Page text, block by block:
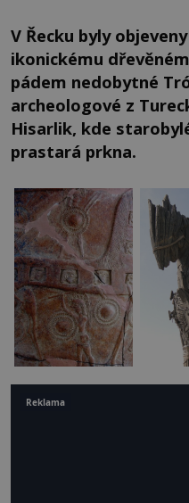
V Řecku byly
ikonickému
pádem nedobytné
archeologové z
Hisarlik, kde
prastará prkna.
Reklama